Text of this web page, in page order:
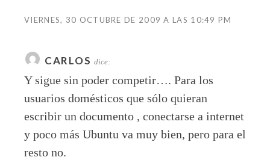
VIERNES, 30 OCTUBRE DE 2009 A LAS 10:49 PM
CARLOS dice:
Y sigue sin poder competir…. Para los
usuarios domésticos que sólo quieran
escribir un documento , conectarse a internet
y poco más Ubuntu va muy bien, pero para el
resto no.